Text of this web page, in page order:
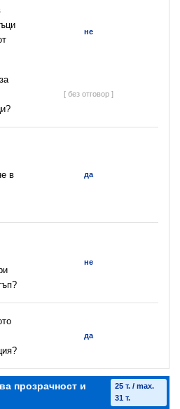
не
[ без отговор ]
в
да
не
да
прозрачност и
25 т. / max.
31 т.